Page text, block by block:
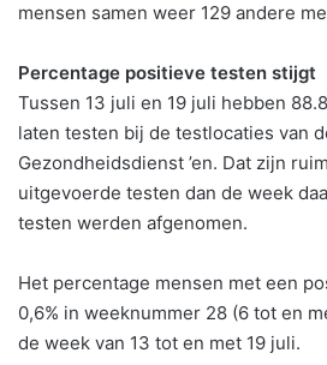
mensen samen weer 129 andere
Percentage positieve testen stijgt
Tussen 13 juli en 19 juli hebben
laten testen bij de testlocaties van
Gezondheidsdienst ’en. Dat zijn
uitgevoerde testen dan de week
testen werden afgenomen.
Het percentage mensen met een
0,6% in weeknummer 28 (6 tot en
de week van 13 tot en met 19 juli.